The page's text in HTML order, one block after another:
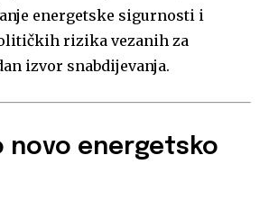
energetske sigurnosti i
rizika vezanih za
izvor snabdijevanja.
novo energetsko